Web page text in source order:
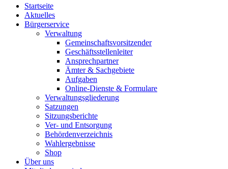
Startseite
Aktuelles
Bürgerservice
Verwaltung
Gemeinschaftsvorsitzender
Geschäftsstellenleiter
Ansprechpartner
Ämter & Sachgebiete
Aufgaben
Online-Dienste & Formulare
Verwaltungsgliederung
Satzungen
Sitzungsberichte
Ver- und Entsorgung
Behördenverzeichnis
Wahlergebnisse
Shop
Über uns